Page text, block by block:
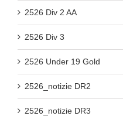
2526 Div 2 AA
2526 Div 3
2526 Under 19 Gold
2526_notizie DR2
2526_notizie DR3